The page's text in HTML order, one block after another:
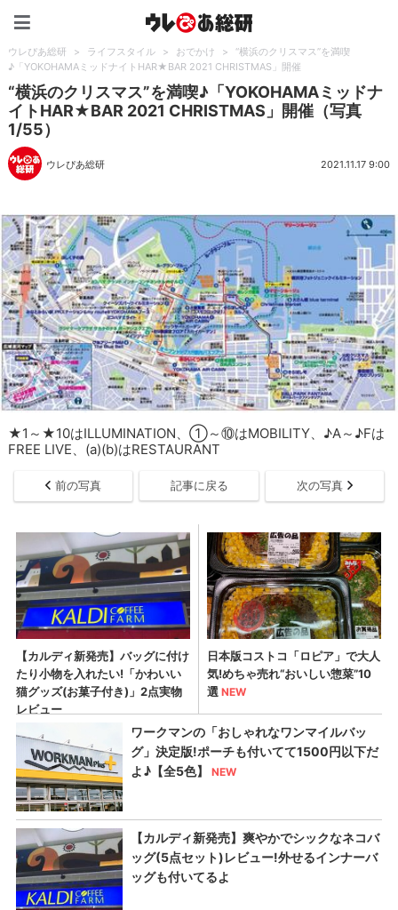
ウレぴあ総研 > ライフスタイル > おでかけ >
“横浜のクリスマス”を満喫
♪「YOKOHAMAミッドナイトHAR★BAR 2021 CHRISTMAS」開催
“横浜のクリスマス”を満喫♪「YOKOHAMAミッドナ
イトHAR★BAR 2021 CHRISTMAS」開催（写真
1/55）
ウレぴあ総研 2021.11.17 9:00
★1～★10はILLUMINATION、①～⑩はMOBILITY、♪A～♪Fは
FREE LIVE、(a)(b)はRESTAURANT
前の写真 記事に戻る 次の写真